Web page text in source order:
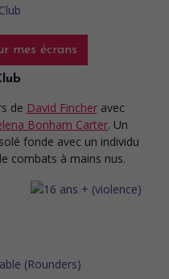
mes écrans
de David Fincher avec
Bonham Carter. Un
fonde avec un individu
combats à mains nus.